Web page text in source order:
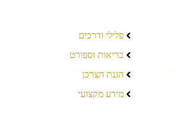
פלילי ודרכים
בריאות וספורט
הגנת הצרכן
מידע מקצועי